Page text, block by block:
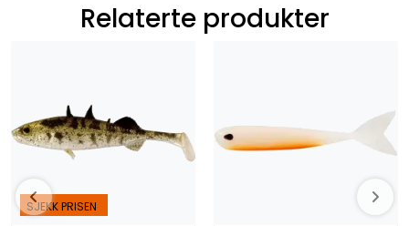
Relaterte produkter
SJEKK PRISEN